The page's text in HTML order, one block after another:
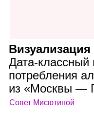
Визуализация
потребления
из «Москвы —
Совет Мисютиной